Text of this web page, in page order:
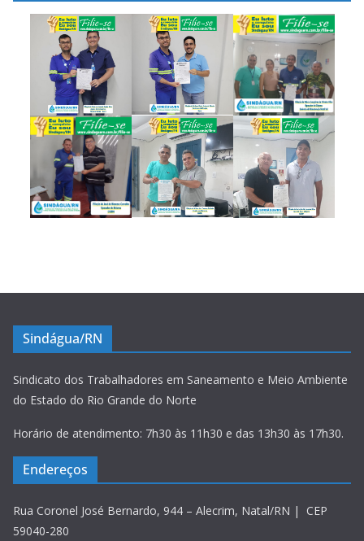
Sindágua/RN
Sindicato dos Trabalhadores em Saneamento e Meio Ambiente
do Estado do Rio Grande do Norte
Horário de atendimento: 7h30 às 11h30 e das 13h30 às 17h30.
Endereços
Rua Coronel José Bernardo, 944 – Alecrim, Natal/RN | CEP
59040-280